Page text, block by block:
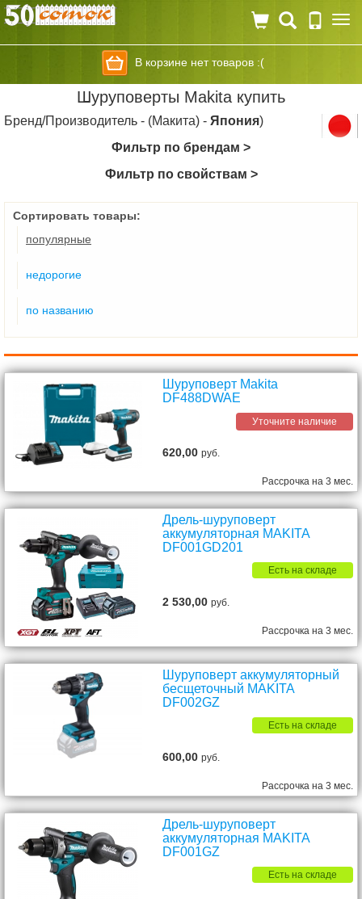
В корзине нет товаров :(
Шуруповерты Makita купить
Бренд/Производитель - (Макита) - Япония)
Фильтр по брендам >
Фильтр по свойствам >
Сортировать товары:
популярные
недорогие
по названию
Шуруповерт Makita
DF488DWAE
Уточните наличие
620,00руб.
Рассрочка на 3 мес.
Дрель-шуруповерт
аккумуляторная MAKITA
DF001GD201
Есть на складе
2 530,00руб.
Рассрочка на 3 мес.
Шуруповерт аккумуляторный
бесщеточный MAKITA
DF002GZ
Есть на складе
600,00руб.
Рассрочка на 3 мес.
Дрель-шуруповерт
аккумуляторная MAKITA
DF001GZ
Есть на складе